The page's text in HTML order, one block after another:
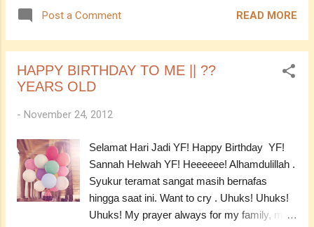
------------------------- YF : The Batman Rises
Post a Comment READ MORE
HAPPY BIRTHDAY TO ME || ??
YEARS OLD
- November 24, 2012
Selamat Hari Jadi YF! Happy Birthday YF!
Sannah Helwah YF! Heeeeee! Alhamdulillah .
Syukur teramat sangat masih bernafas
hingga saat ini. Want to cry . Uhuks! Uhuks!
Uhuks! My prayer always for my family, my